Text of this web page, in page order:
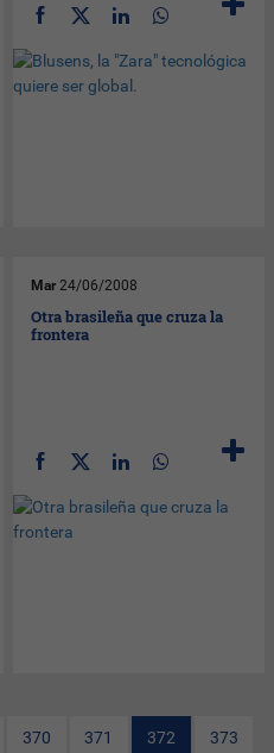
Mar 24/06/2008
Otra brasileña que cruza la
frontera
370 371 372 373